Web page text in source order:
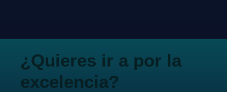
¿Quieres ir a por la
excelencia?